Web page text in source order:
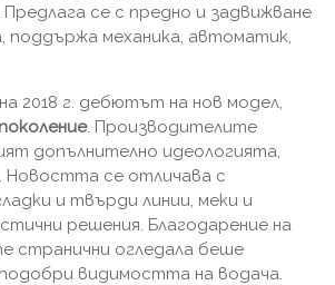
. Предлага се с предно и задвижване
поддържа механика, автоматик,
2018 г. дебютът на нов модел,
. Производителите
допълнително идеологията,
Новостта се отличава с
и твърди линии, меки и
решения. Благодарение на
странични огледала беше
видимостта на водача.